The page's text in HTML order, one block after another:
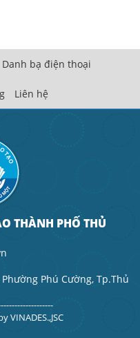
Danh bạ điện thoại
Liên hệ
THÀNH PHỐ THỦ
Phú Cường, Tp.Thủ
VINADES.,JSC